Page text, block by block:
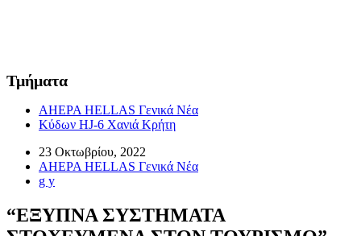
Τμήματα
AHEPA HELLAS Γενικά Νέα
Κύδων HJ-6 Χανιά Κρήτη
23 Οκτωβρίου, 2022
AHEPA HELLAS Γενικά Νέα
g y
“ΕΞΥΠΝΑ ΣΥΣΤΗΜΑΤΑ